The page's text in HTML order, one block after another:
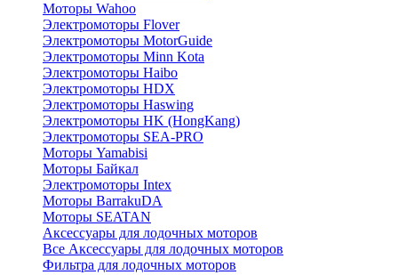
Моторы Wahoo
Электромоторы Flover
Электромоторы MotorGuide
Электромоторы Minn Kota
Электромоторы Haibo
Электромоторы HDX
Электромоторы Haswing
Электромоторы HK (HongKang)
Электромоторы SEA-PRO
Моторы Yamabisi
Моторы Байкал
Электромоторы Intex
Моторы BarrakuDA
Моторы SEATAN
Аксессуары для лодочных моторов
Все Аксессуары для лодочных моторов
Фильтра для лодочных моторов